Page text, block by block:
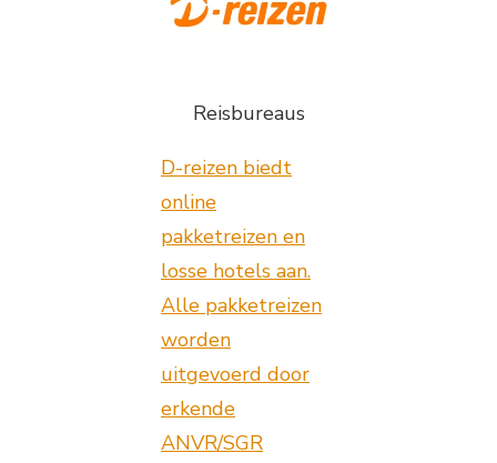
Reisbureaus
D-reizen biedt
online
pakketreizen en
losse hotels aan.
Alle pakketreizen
worden
uitgevoerd door
erkende
ANVR/SGR